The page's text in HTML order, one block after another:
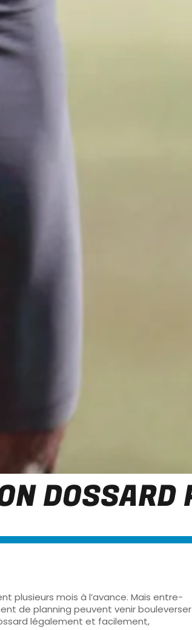
DOSSARD
plusieurs mois à l’avance. Mais entre-
de planning peuvent venir bouleverser
légalement et facilement,